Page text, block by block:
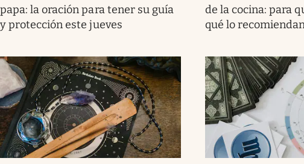
papa: la oración para tener su guía
y protección este jueves
de la cocina: para
qué lo